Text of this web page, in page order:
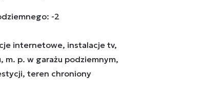
-2
internetowe, instalacje tv,
m. p. w garażu podziemnym,
teren chroniony